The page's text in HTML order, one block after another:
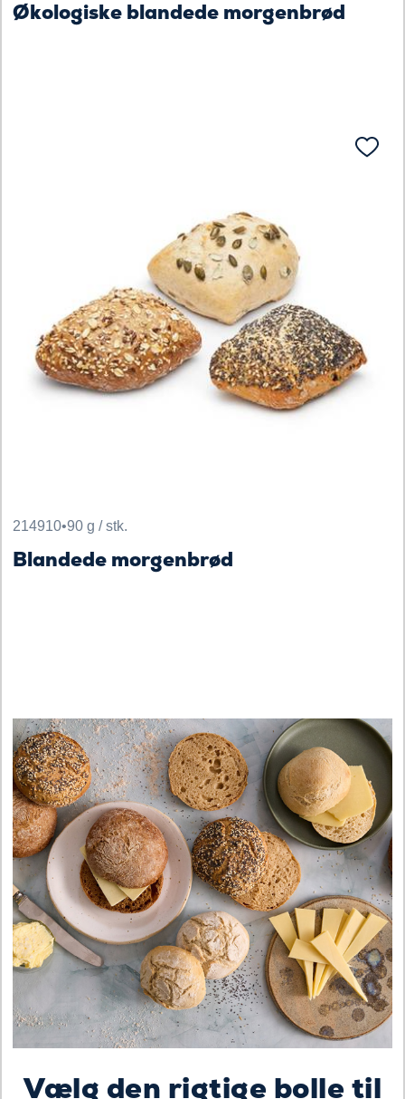
Økologiske blandede morgenbrød
214910•90 g / stk.
Blandede morgenbrød
Vælg den rigtige bolle til